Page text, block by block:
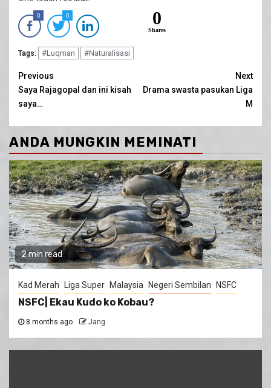
0 0 0
Shares
Tags: #Luqman #Naturalisasi
Continue
Reading
Previous
Saya Rajagopal dan ini kisah
saya…
Next
Drama swasta pasukan Liga
M
ANDA MUNGKIN MEMINATI
2 min read
Kad Merah Liga Super Malaysia Negeri Sembilan NSFC
NSFC| Ekau Kudo ko Kobau?
8 months ago Jang